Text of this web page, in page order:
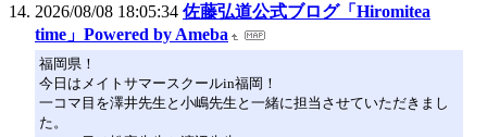
2026/08/08 18:05:34 佐藤弘道公式ブログ「Hiromitea
time」Powered by Ameba
福岡県！
今日はメイトサマースクールin福岡！
一コマ目を澤井先生と小嶋先生と一緒に担当させていただきまし
た。